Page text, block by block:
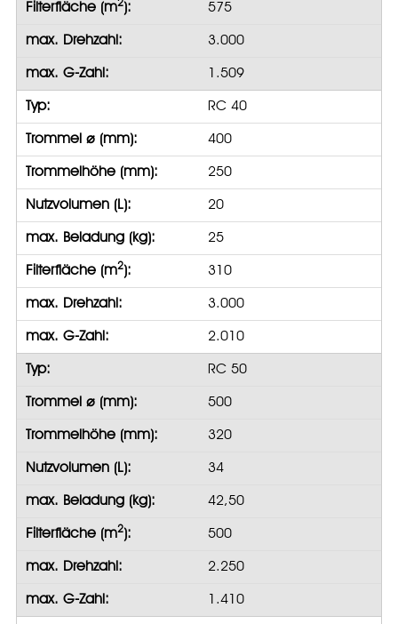
Filterfläche (m2): 575
max. Drehzahl: 3.000
max. G-Zahl: 1.509
Typ: RC 40
Trommel ⌀ (mm): 400
Trommelhöhe (mm): 250
Nutzvolumen (L): 20
max. Beladung (kg): 25
Filterfläche (m2): 310
max. Drehzahl: 3.000
max. G-Zahl: 2.010
Typ: RC 50
Trommel ⌀ (mm): 500
Trommelhöhe (mm): 320
Nutzvolumen (L): 34
max. Beladung (kg): 42,50
Filterfläche (m2): 500
max. Drehzahl: 2.250
max. G-Zahl: 1.410